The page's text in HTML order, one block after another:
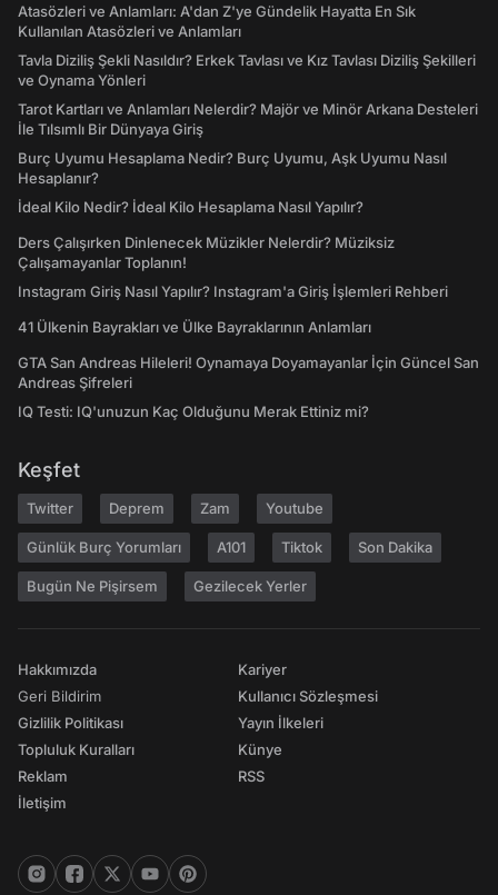
Atasözleri ve Anlamları: A'dan Z'ye Gündelik Hayatta En Sık
Kullanılan Atasözleri ve Anlamları
Tavla Diziliş Şekli Nasıldır? Erkek Tavlası ve Kız Tavlası Diziliş Şekilleri
ve Oynama Yönleri
Tarot Kartları ve Anlamları Nelerdir? Majör ve Minör Arkana Desteleri
İle Tılsımlı Bir Dünyaya Giriş
Burç Uyumu Hesaplama Nedir? Burç Uyumu, Aşk Uyumu Nasıl
Hesaplanır?
İdeal Kilo Nedir? İdeal Kilo Hesaplama Nasıl Yapılır?
Ders Çalışırken Dinlenecek Müzikler Nelerdir? Müziksiz
Çalışamayanlar Toplanın!
Instagram Giriş Nasıl Yapılır? Instagram'a Giriş İşlemleri Rehberi
41 Ülkenin Bayrakları ve Ülke Bayraklarının Anlamları
GTA San Andreas Hileleri! Oynamaya Doyamayanlar İçin Güncel San
Andreas Şifreleri
IQ Testi: IQ'unuzun Kaç Olduğunu Merak Ettiniz mi?
Keşfet
Twitter Deprem Zam Youtube
Günlük Burç Yorumları A101 Tiktok Son Dakika
Bugün Ne Pişirsem Gezilecek Yerler
Hakkımızda
Geri Bildirim
Gizlilik Politikası
Topluluk Kuralları
Reklam
İletişim
Kariyer
Kullanıcı Sözleşmesi
Yayın İlkeleri
Künye
RSS